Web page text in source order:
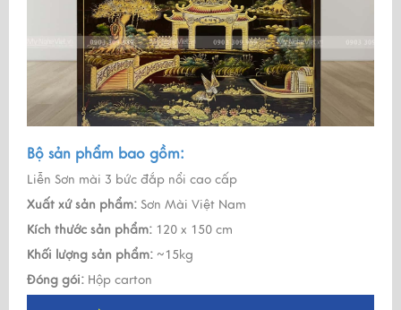
Bộ sản phẩm bao gồm:
Liễn Sơn mài 3 bức đắp nổi cao cấp
Xuất xứ sản phẩm: Sơn Mài Việt Nam
Kích thước sản phẩm: 120 x 150 cm
Khối lượng sản phẩm: ~15kg
Đóng gói: Hộp carton